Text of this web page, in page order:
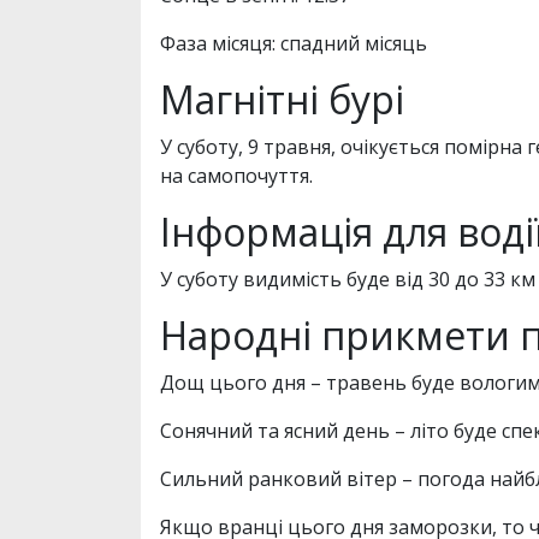
Фаза місяця: спадний місяць
Магнітні бурі
У суботу, 9 травня, очікується
на самопочуття.
Інформація для
У суботу видимість буде від 30 до 33
Народні прикмети
Дощ цього дня – травень буде
Сонячний та ясний день – літо буде
Сильний ранковий вітер – погода
Якщо вранці цього дня заморозки, то